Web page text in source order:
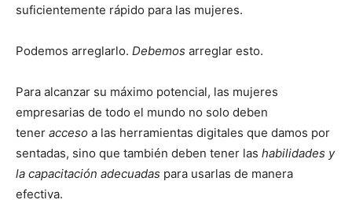
suficientemente rápido para las mujeres.
Podemos arreglarlo. Debemos arreglar esto.
Para alcanzar su máximo potencial, las mujeres
empresarias de todo el mundo no solo deben
tener acceso a las herramientas digitales que damos por
sentadas, sino que también deben tener las habilidades y
la capacitación adecuadas para usarlas de manera
efectiva.